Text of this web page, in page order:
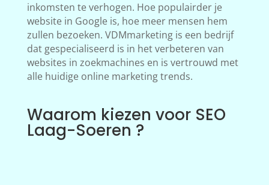
inkomsten te verhogen. Hoe populairder je
website in Google is, hoe meer mensen hem
zullen bezoeken. VDMmarketing is een bedrijf
dat gespecialiseerd is in het verbeteren van
websites in zoekmachines en is vertrouwd met
alle huidige online marketing trends.
Waarom kiezen voor SEO
Laag-Soeren ?